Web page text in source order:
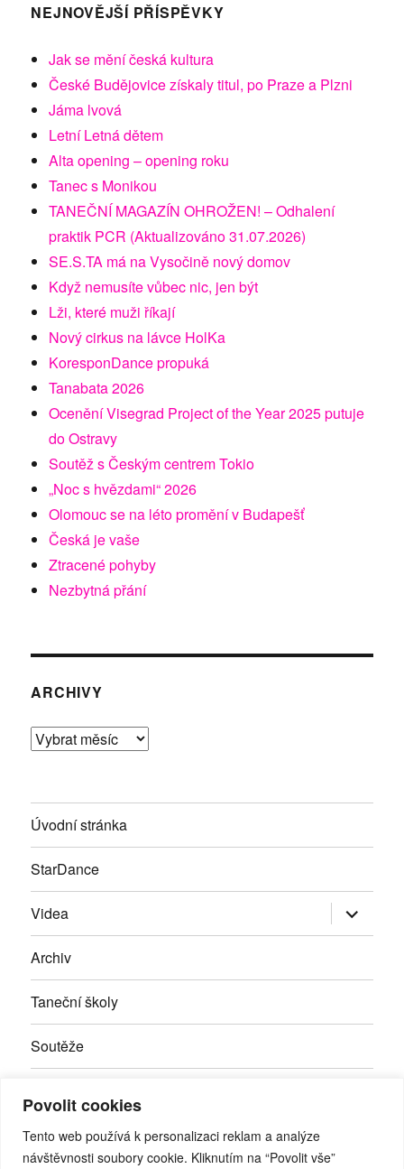
Povolit cookies
Tento web používá k personalizaci reklam a analýze
návštěvnosti soubory cookie. Kliknutím na “Povolit vše”
NEJNOVĚJŠÍ PŘÍSPĚVKY
Jak se mění česká kultura
České Budějovice získaly titul, po Praze a Plzni
Jáma lvová
Letní Letná dětem
Alta opening – opening roku
Tanec s Monikou
TANEČNÍ MAGAZÍN OHROŽEN! – Odhalení
praktik PCR (Aktualizováno 31.07.2026)
SE.S.TA má na Vysočině nový domov
Když nemusíte vůbec nic, jen být
Lži, které muži říkají
Nový cirkus na lávce HolKa
KoresponDance propuká
Tanabata 2026
Ocenění Visegrad Project of the Year 2025 putuje
do Ostravy
Soutěž s Českým centrem Tokio
„Noc s hvězdami“ 2026
Olomouc se na léto promění v Budapešť
Česká je vaše
Ztracené pohyby
Nezbytná přání
ARCHIVY
Archivy
Úvodní stránka
StarDance
Videa Zobrazit
položky
Archiv
Taneční školy
Soutěže
Kontakty